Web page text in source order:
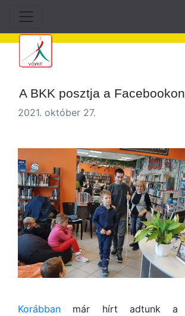
A BKK posztja a Facebookon
2021. október 27.
Korábban már hírt adtunk a